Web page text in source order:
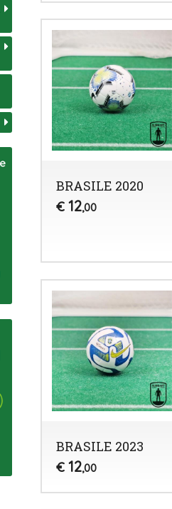
BRASILE 2020
€ 12,00
BRASILE 2023
€ 12,00